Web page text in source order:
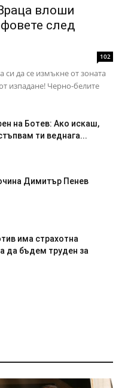
влоши
след
102
да се измъкне от зоната
изпадане! Черно-белите
на Ботев: Ако искаш,
ти веднага...
Димитър Пенев
има страхотна
да бъдем труден за